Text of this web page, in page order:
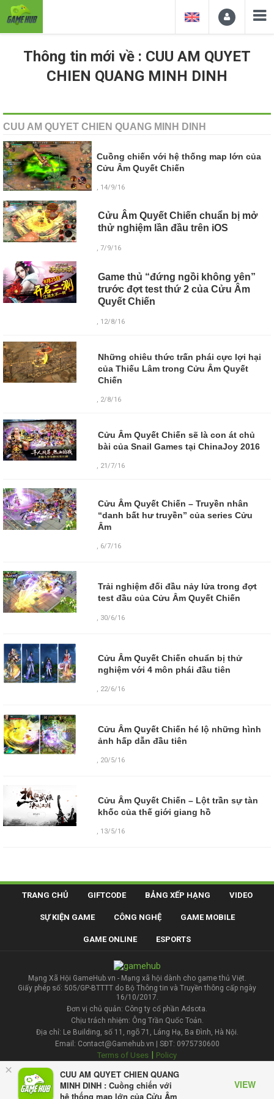
×
CUU AM QUYET CHIEN QUANG
MINH DINH : Cuồng chiến với
hệ thống map lớn của Cửu Âm
VIEW
Thông tin mới về : CUU AM QUYET
CHIEN QUANG MINH DINH
CUU AM QUYET CHIEN QUANG MINH DINH
Cuồng chiến với hệ thống map lớn của
Cửu Âm Quyết Chiến
, 14/9/16
Cửu Âm Quyết Chiến chuẩn bị mở
thử nghiệm lần đầu trên iOS
, 7/9/16
Game thủ “đứng ngồi không yên”
trước đợt test thứ 2 của Cửu Âm
Quyết Chiến
, 12/8/16
Những chiêu thức trấn phái cực lợi hại
của Thiếu Lâm trong Cửu Âm Quyết
Chiến
, 2/8/16
Cửu Âm Quyết Chiến sẽ là con át chủ
bài của Snail Games tại ChinaJoy 2016
, 21/7/16
Cửu Âm Quyết Chiến – Truyền nhân
“danh bất hư truyền” của series Cửu
Âm
, 6/7/16
Trải nghiệm đối đầu nảy lửa trong đợt
test đầu của Cửu Âm Quyết Chiến
30/6/16
Cửu Âm Quyết Chiến chuẩn bị thử
nghiệm với 4 môn phái đầu tiên
, 22/6/16
Cửu Âm Quyết Chiến hé lộ những hình
ảnh hấp dẫn đầu tiên
, 20/5/16
Cửu Âm Quyết Chiến – Lột trần sự tàn
khốc của thế giới giang hồ
, 13/5/16
TRANG CHỦ GIFTCODE BẢNG XẾP HẠNG VIDEO
SỰ KIỆN GAME CÔNG NGHỆ GAME MOBILE
GAME ONLINE ESPORTS
Mạng Xã Hội GameHub.vn - Mạng xã hội dành cho game thủ Việt.
Giấy phép số: 505/GP-BTTTT do Bộ Thông tin và Truyền thông cấp ngày
16/10/2017.
Đơn vị chủ quản: Công ty cổ phần Adsota.
Chịu trách nhiệm: Ông Trần Quốc Toản.
Địa chỉ: Le Building, số 11, ngõ 71, Láng Hạ, Ba Đình, Hà Nội.
Email: Contact@Gamehub.vn | SĐT: 0975730600
Terms of Uses | Policy
Liên hệ đăng bài